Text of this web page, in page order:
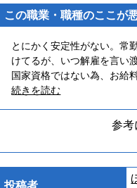
この職業・職種のここが
とにかく安定性がない。常
けてるが、いつ解雇を言い
国家資格ではない為、お給
続きを読む
参考